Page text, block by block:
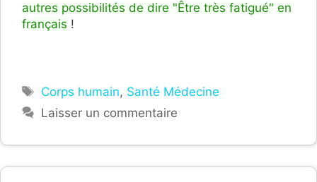
autres possibilités de dire "Être très fatigué" en
français !
Étiquettes
Corps humain, Santé Médecine
Laisser un commentaire